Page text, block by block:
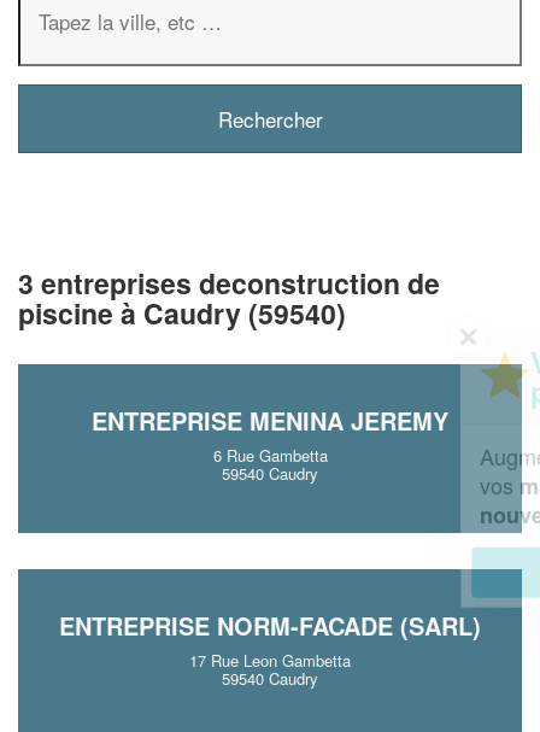
3 entreprises deconstruction de
piscine à Caudry (59540)
ENTREPRISE MENINA JEREMY
6 Rue Gambetta
59540 Caudry
ENTREPRISE NORM-FACADE (SARL)
17 Rue Leon Gambetta
59540 Caudry
✕
Vous êtes un
Augmentez votre chiffre d'affaireset
margestout en gagnant de
En savoir plus